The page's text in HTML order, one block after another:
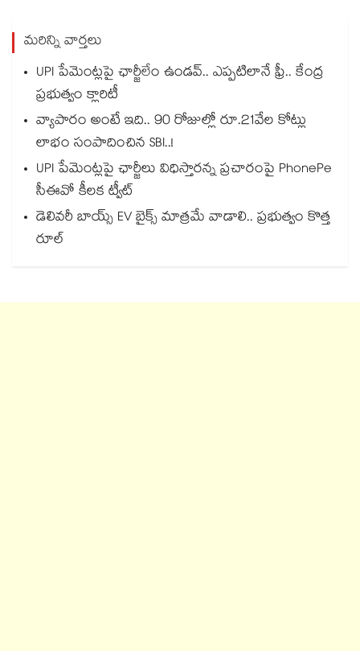
మరిన్ని వార్తలు
UPI పేమెంట్లపై ఛార్జీలేం ఉండవ్.. ఎప్పటిలానే ఫ్రీ.. కేంద్ర
ప్రభుత్వం క్లారిటీ
వ్యాపారం అంటే ఇది.. 90 రోజుల్లో రూ.21వేల కోట్లు
లాభం సంపాదించిన SBI..!
UPI పేమెంట్లపై ఛార్జీలు విధిస్తారన్న ప్రచారంపై PhonePe
సీఈవో కీలక ట్వీట్
డెలివరీ బాయ్స్ EV బైక్స్ మాత్రమే వాడాలి.. ప్రభుత్వం కొత్త
రూల్